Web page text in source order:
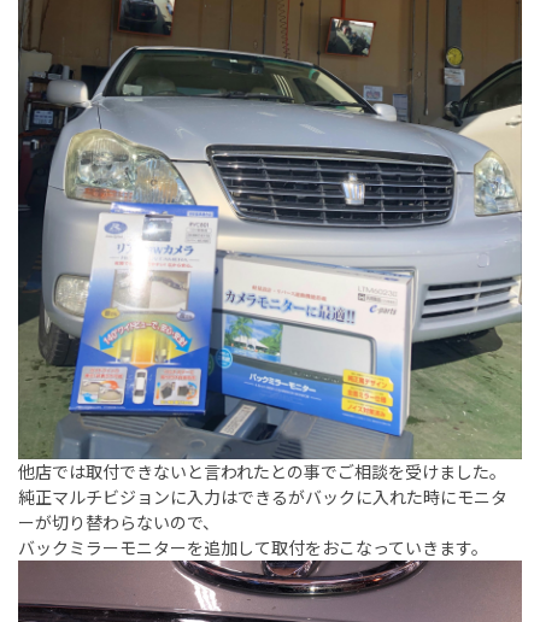
他店では取付できないと言われたとの事でご相談を受けました。
純正マルチビジョンに入力はできるがバックに入れた時にモニタ
ーが切り替わらないので、
バックミラーモニターを追加して取付をおこなっていきます。